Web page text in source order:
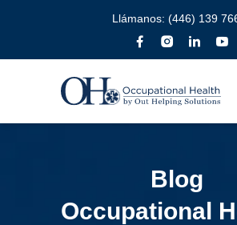
Llámanos: (446) 139
Blog
Occupational